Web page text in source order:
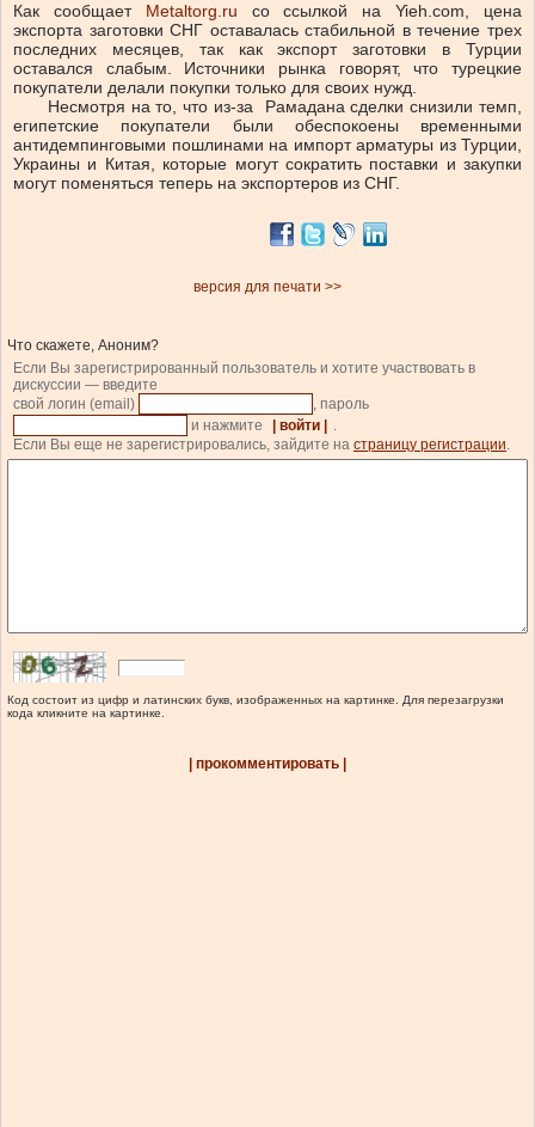
Как сообщает Metaltorg.ru со ссылкой на Yieh.com, цена
экспорта заготовки СНГ оставалась стабильной в течение трех
последних месяцев, так как экспорт заготовки в Турции
оставался слабым. Источники рынка говорят, что турецкие
покупатели делали покупки только для своих нужд.
Несмотря на то, что из-за Рамадана сделки снизили темп,
египетские покупатели были обеспокоены временными
антидемпинговыми пошлинами на импорт арматуры из Турции,
Украины и Китая, которые могут сократить поставки и закупки
могут поменяться теперь на экспортеров из СНГ.
версия для печати >>
Что скажете, Аноним?
Если Вы зарегистрированный пользователь и хотите участвовать в
дискуссии — введите
свой логин (email)
, пароль
и нажмите
| войти |
.
Если Вы еще не зарегистрировались, зайдите на страницу регистрации.
Код состоит из цифр и латинских букв, изображенных на картинке. Для перезагрузки
кода кликните на картинке.
| прокомментировать |